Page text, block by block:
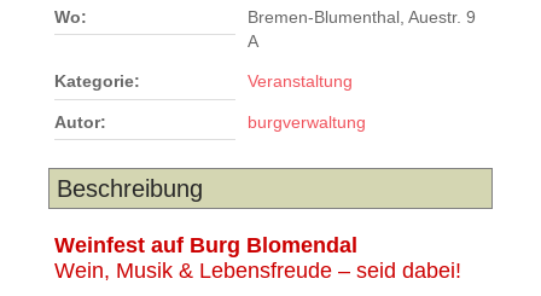
Wo:
Bremen-Blumenthal, Auestr. 9
A
Kategorie: Veranstaltung
Autor: burgverwaltung
Beschreibung
Weinfest auf Burg Blomendal
Wein, Musik & Lebensfreude – seid dabei!